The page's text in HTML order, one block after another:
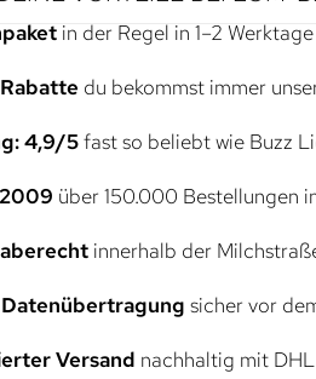
in der Regel in 1–2
du bekommst immer
4,9/5fast so beliebt wie Buzz
über 150.000 Bestellungen
innerhalb der
sicher vor
Versand nachhaltig mit